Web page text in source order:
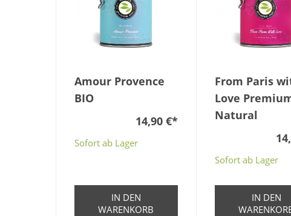
Amour Provence
BIO
14,90 €*
Sofort ab Lager
IN DEN
WARENKORB
From Paris
Love
Natural
Sofort ab Lager
IN DEN